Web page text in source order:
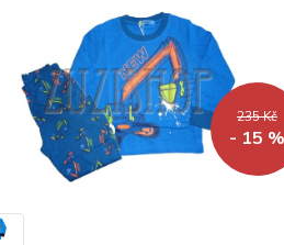
235 Kč
- 15 %